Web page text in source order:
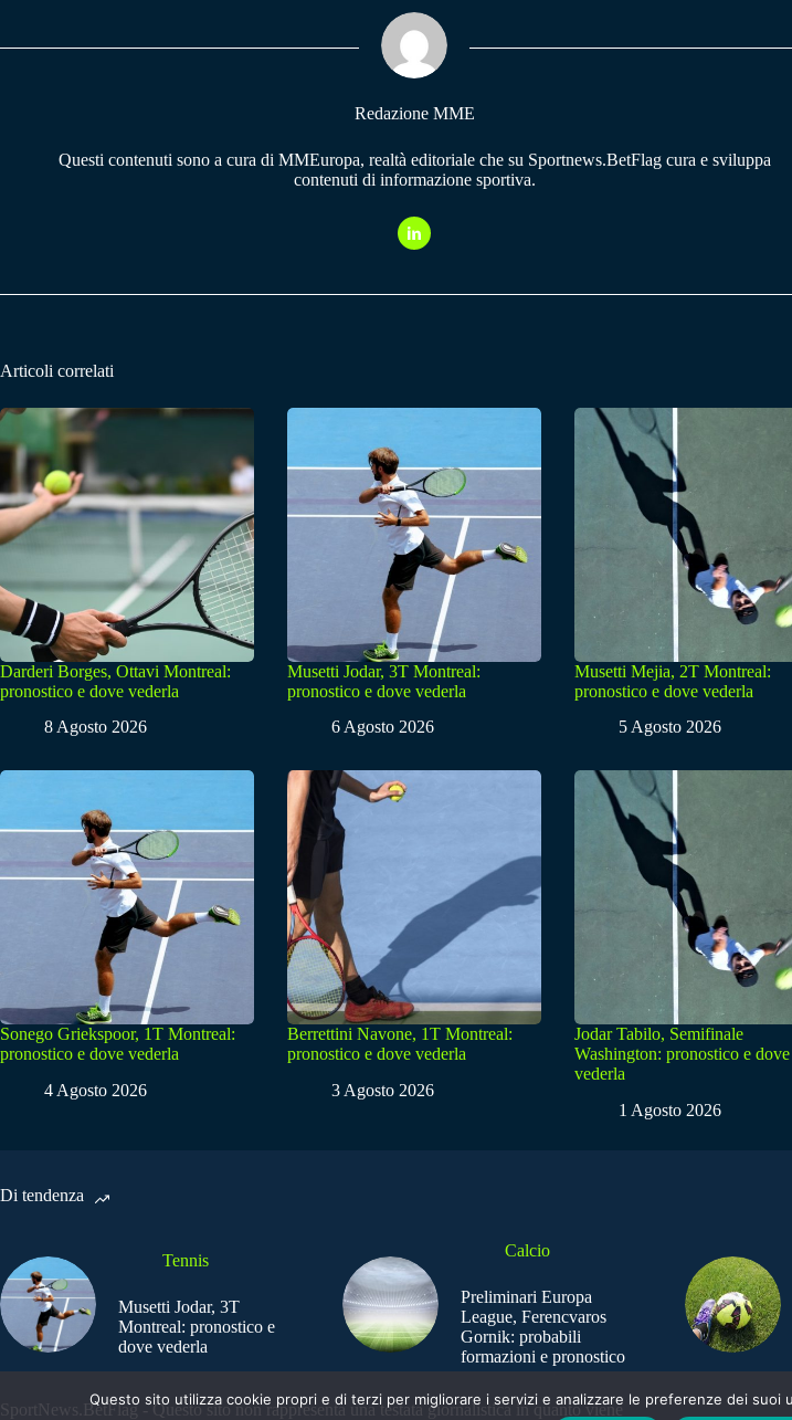
pp m
Redazione MME
Questi contenuti sono a cura di MMEuropa, realtà editoriale che su Sportnews.BetFlag cura e sviluppa
contenuti di informazione sportiva.
Articoli correlati
Darderi Borges, Ottavi Montreal:
pronostico e dove vederla
8 Agosto 2026
Musetti Jodar, 3T Montreal:
pronostico e dove vederla
6 Agosto 2026
Musetti Mejia, 2T Montreal:
pronostico e dove vederla
5 Agosto 2026
Sonego Griekspoor, 1T Montreal:
pronostico e dove vederla
4 Agosto 2026
Berrettini Navone, 1T Montreal:
pronostico e dove vederla
3 Agosto 2026
Jodar Tabilo, Semifinale
Washington: pronostico e dove
vederla
1 Agosto 2026
Di tendenza
Tennis
Musetti Jodar, 3T
Montreal: pronostico e
dove vederla
Calcio
Preliminari Europa
League, Ferencvaros
Gornik: probabili
formazioni e pronostico
SportNews.BetFlag - Questo sito non rappresenta una testata giornalistica in quanto viene
Questo sito utilizza cookie propri e di terzi per migliorare i servizi e analizzare le preferenze dei